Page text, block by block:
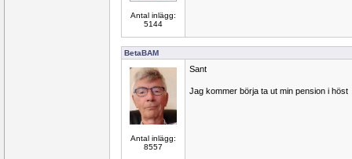
Antal inlägg:
5144
BetaBAM
Antal inlägg:
8557
Sant
Jag kommer börja ta ut min pension i höst